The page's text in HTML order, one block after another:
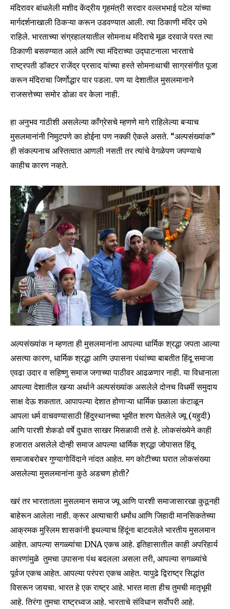
मंदिरावर बांधलेली मशीद केंद्रीय गृहमंत्री सरदार वल्लभभाई पटेल यांच्या
मार्गदर्शनाखाली ठिकऱ्या करून उडवण्यात आली. त्या ठिकाणी मंदिर उभे
राहिले. भारताच्या संग्रहालयातील सोमनाथ मंदिराचे मूळ दरवाजे परत त्या
ठिकाणी बसवण्यात आले आणि त्या मंदिराच्या उद्घाटनाला भारताचे
राष्ट्रपती डॉक्टर राजेंद्र प्रसाद यांच्या हस्ते सोमनाथाची साग्रसंगीत पूजा
करून मंदिराचा जिर्णोद्धार पार पडला. पण या देशातील मुसलमानाने
राजसत्तेच्या समोर डोळा वर केला नाही.
हा अनुभव गाठीशी असलेल्या काँग्रेसचे म्हणणे मागे राहिलेल्या बऱ्याच
मुसलमानांनी निमुटपणे का होईना पण नक्की ऐकले असते. “अल्पसंख्यांक”
ही संकल्पनाच अस्तित्वात आणली नसती तर त्यांचे वेगळेपण जपण्याचे
काहीच कारण नव्हते.
अल्पसंख्यांक न म्हणता ही मुसलमानांना आपल्या धार्मिक श्रद्धा जपता आल्या
असत्या कारण, धार्मिक श्रद्धा आणि उपासना पंथांच्या बाबतीत हिंदू समाजा
एवढा उदार व सहिष्णु समाज जगाच्या पाठीवर आढळणार नाही. या विधानाला
आपल्या देशातील खऱ्या अर्थाने अल्पसंख्यांक असलेले दोनच विधर्मी समुदाय
साक्ष देऊ शकतात. आपापल्या देशात होणाऱ्या धार्मिक छळाला कंटाळून
आपला धर्म वाचवण्यासाठी हिंदुस्थानच्या भूमीत शरण घेतलेले ज्यू (यहुदी)
आणि पारशी शेकडो वर्षे दुधात साखर मिसळावी तसे हे. लोकसंख्येने काही
हजारात असलेले दोन्ही समाज आपल्या धार्मिक श्रद्धा जोपासत हिंदू
समाजाबरोबर गुण्यागोविंदाने नांदत आहेत. मग कोटीच्या घरात लोकसंख्या
असलेल्या मुसलमानांना कुठे अडचण होती?
खरं तर भारतातला मुसलमान समाज ज्यू आणि पारशी समाजासारखा कुठूनही
बाहेरून आलेला नाही. क्रूर अत्याचारी धर्मांध आणि जिहादी मानसिकतेच्या
आक्रमक मुस्लिम शासकांनी इथल्याच हिंदूंना बाटवलेले भारतीय मुसलमान
आहेत. आपल्या सगळ्यांचा DNA एकच आहे. इतिहासातील काही अपरिहार्य
कारणांमुळे तुमचा उपासना पंथ बदलला असला तरी, आपल्या सगळ्यांचे
पूर्वज एकच आहेत. आपल्या परंपरा एकच आहेत. यापुढे द्विराष्ट्र सिद्धांत
विसरून जायचा. भारत हे एक राष्ट्र आहे. भारत माता हीच तुमची मातृभूमी
आहे. तिरंगा तुमचा राष्ट्रध्वज आहे. भारताचे संविधान सर्वोपरी आहे.